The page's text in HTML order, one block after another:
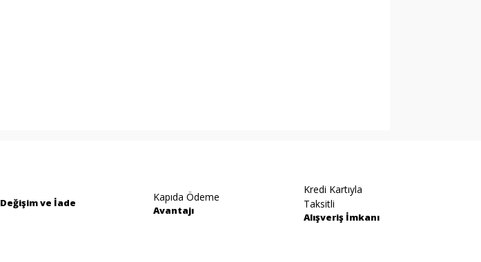
Değişim ve İade Kapıda Ödeme
Avantajı
Kredi Kartıyla
Taksitli
Alışveriş İmkanı